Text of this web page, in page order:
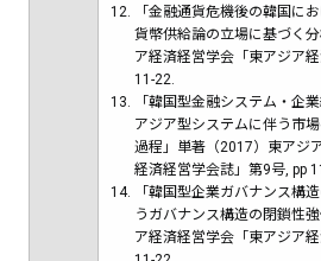
「金融通貨危機後の韓国に
貨幣供給論の立場に基づく
ア経済経営学会「東アジア
11-22.
「韓国型金融システム・企
アジア型システムに伴う市
過程」単著（2017）東アジ
経済経営学会誌」第9号, pp
「韓国型企業ガバナンス構
うガバナンス構造の閉鎖性
ア経済経営学会「東アジア